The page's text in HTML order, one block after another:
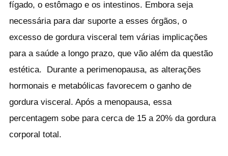
fígado, o estômago e os intestinos. Embora seja
necessária para dar suporte a esses órgãos, o
excesso de gordura visceral tem várias implicações
para a saúde a longo prazo, que vão além da questão
estética. Durante a perimenopausa, as alterações
hormonais e metabólicas favorecem o ganho de
gordura visceral. Após a menopausa, essa
percentagem sobe para cerca de 15 a 20% da gordura
corporal total.